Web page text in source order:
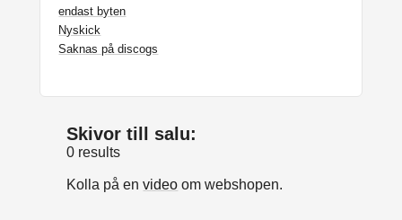
endast byten
Nyskick
Saknas på discogs
Skivor till salu:
0 results
Kolla på envideo om webshopen.